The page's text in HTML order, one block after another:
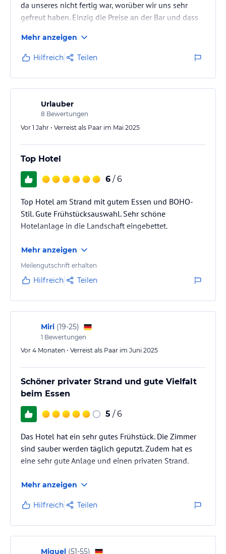
da unseres nicht fertig war, worüber wir uns sehr
gefreut haben. Einzig die Preise an der Bar und dass
wirken ein bisschen wie Abzocke. Und das Publikum
des Hotels hält sehr viel von sich selbst. Man muss
sich davon etwas abgrenzen, dann kann man es sehr
genießen :).
Mehr anzeigen
Hilfreich Teilen
Urlauber
8 Bewertungen
Vor 1 Jahr • Verreist als Paar im Mai 2025
Top Hotel
6 / 6
Top Hotel am Strand mit gutem Essen und BOHO-
Stil. Gute Frühstücksauswahl. Sehr schöne
Hotelanlage in die Landschaft eingebettet.
Mehr anzeigen
Meilengutschrift erhalten
Hilfreich Teilen
Miri (19-25)
1 Bewertungen
Vor 4 Monaten • Verreist als Paar im Juni 2025
Schöner privater Strand und gute Vielfalt
beim Essen
5 / 6
Das Hotel hat ein sehr gutes Frühstück. Die Zimmer
sind sauber werden täglich geputzt. Zudem hat es
eine sehr gute Anlage und einen privaten Strand.
Mehr anzeigen
Hilfreich Teilen
Miguel (51-55)